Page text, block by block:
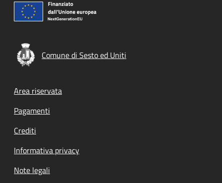
Comune di Sesto ed Uniti
Footer menu
Area riservata
Pagamenti
Crediti
Informativa privacy
Note legali